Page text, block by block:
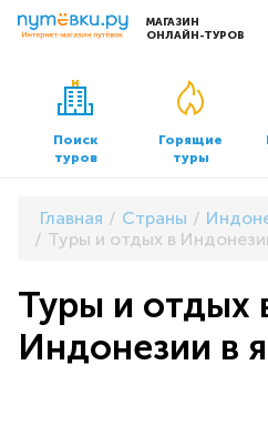
МАГАЗИН
ОНЛАЙН-ТУРОВ
Сервисы
Бронирование отелей
Трансфер
Поиск
туров
Горящие
туры
Главная Страны
Туры и отдых в
Туры и отдых
Индонезии в